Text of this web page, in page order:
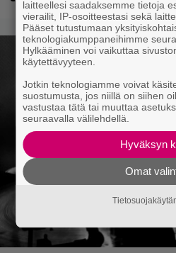
laitteellesi saadaksemme tietoja
vierailit, IP-osoitteestasi sekä
Pääset tutustumaan
teknologiakumppaneihimme
Hylkääminen voi vaikuttaa
käytettävyyteen.
Jotkin teknologiamme voivat
suostumusta, jos niillä on siihen
vastustaa tätä tai muuttaa
seuraavalla välilehdellä.
Hyväksyn
Omat